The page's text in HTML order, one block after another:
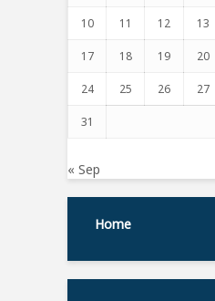
10 11 12 13
17 18 19 20
24 25 26 27
31
« Sep
Home